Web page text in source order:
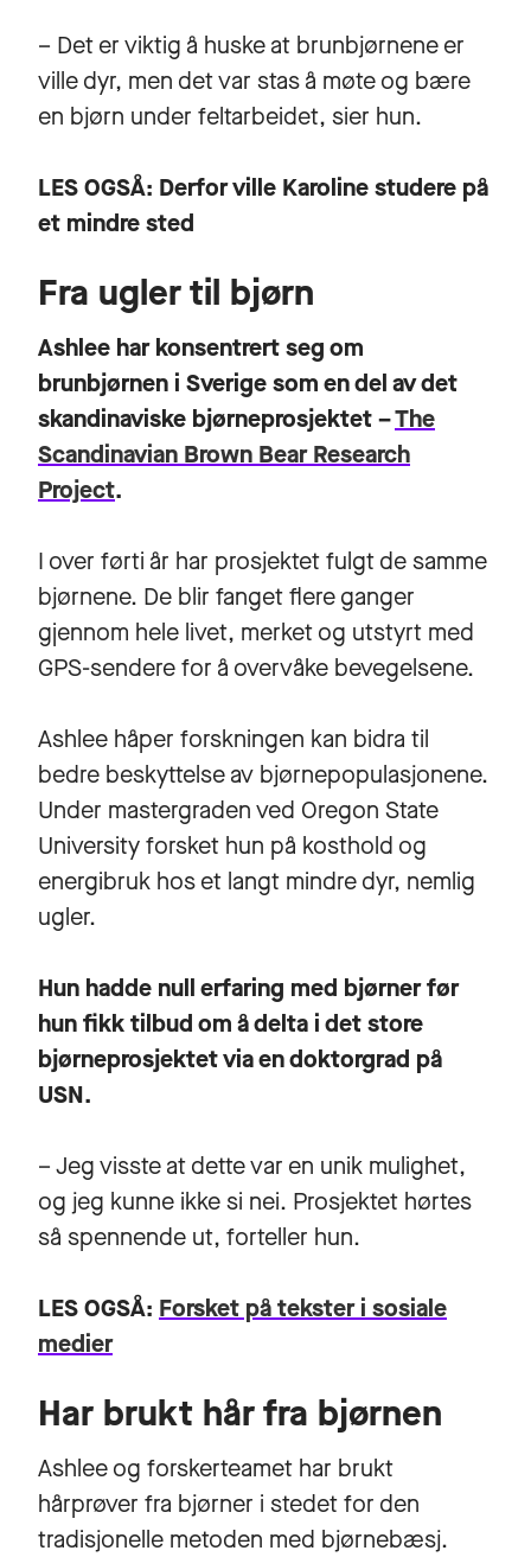
– Det er viktig å huske at brunbjørnene er
ville dyr, men det var stas å møte og bære
en bjørn under feltarbeidet, sier hun.
LES OGSÅ: Derfor ville Karoline studere på
et mindre sted
Fra ugler til bjørn
Ashlee har konsentrert seg om
brunbjørnen i Sverige som en del av det
skandinaviske bjørneprosjektet –The
Scandinavian Brown Bear Research
Project.
I over førti år har prosjektet fulgt de samme
bjørnene. De blir fanget flere ganger
gjennom hele livet, merket og utstyrt med
GPS-sendere for å overvåke bevegelsene.
Ashlee håper forskningen kan bidra til
bedre beskyttelse av bjørnepopulasjonene.
Under mastergraden ved Oregon State
University forsket hun på kosthold og
energibruk hos et langt mindre dyr, nemlig
ugler.
Hun hadde null erfaring med bjørner før
hun fikk tilbud om å delta i det store
bjørneprosjektet via en doktorgrad på
USN.
– Jeg visste at dette var en unik mulighet,
og jeg kunne ikke si nei. Prosjektet hørtes
så spennende ut, forteller hun.
LES OGSÅ: Forsket på tekster i sosiale
medier
Har brukt hår fra bjørnen
Ashlee og forskerteamet har brukt
hårprøver fra bjørner i stedet for den
tradisjonelle metoden med bjørnebæsj.